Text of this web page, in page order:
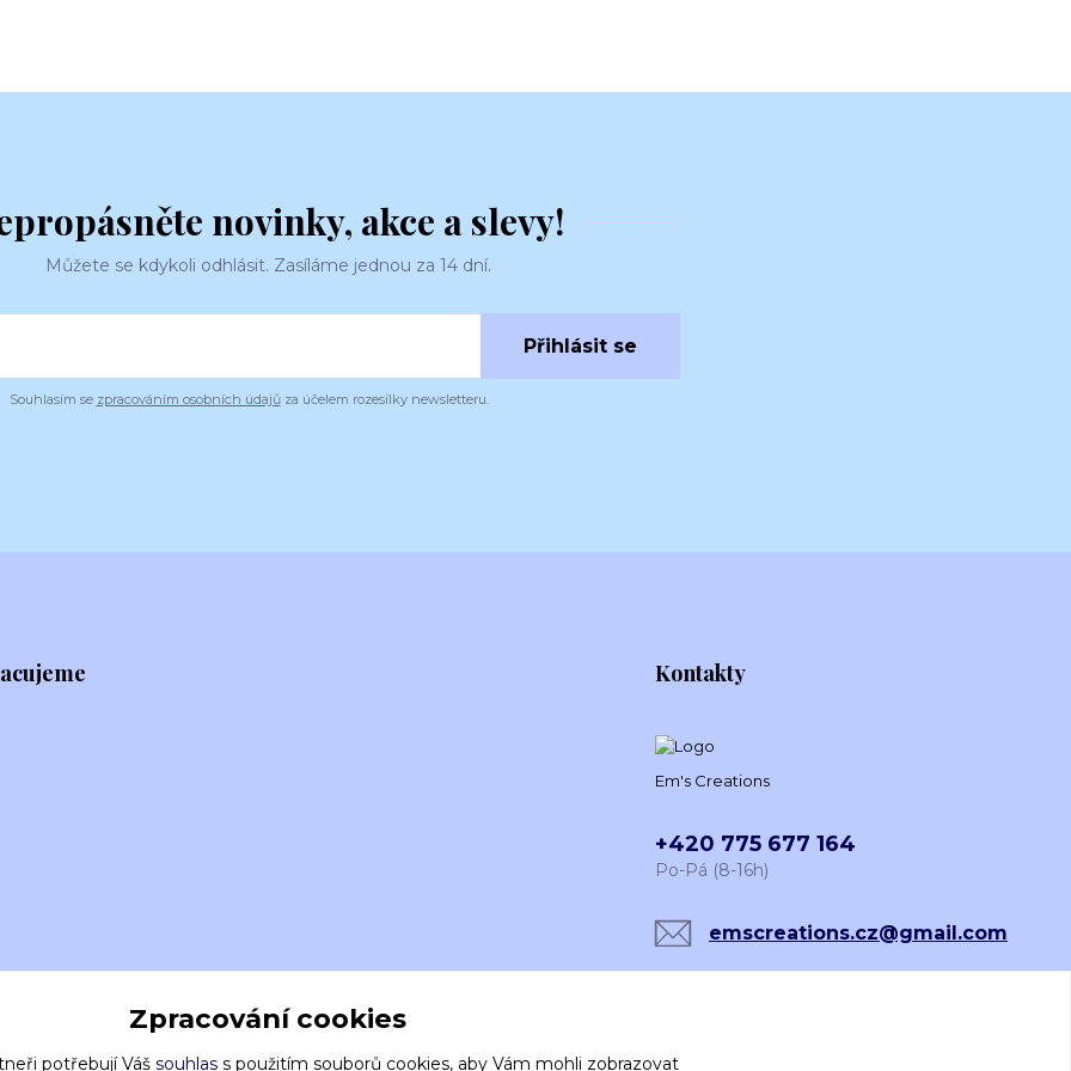
novinky, akce a slevy!
Můžete se kdykoli odhlásit. Zasíláme jednou za 14 dní.
Přihlásit se
Souhlasím se zpracováním osobních údajůza účelem rozesílky newsletteru.
Kontakty
Em's Creations
+420 775 677 164
Po-Pá (8-16h)
emscreations.cz@gmail.com
Zpracování cookies
potřebují Váš souhlass použitím souborů cookies, aby Vám mohli zobrazovat